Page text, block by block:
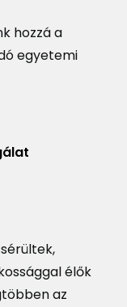
hozzá a
egyetemi
élők
az